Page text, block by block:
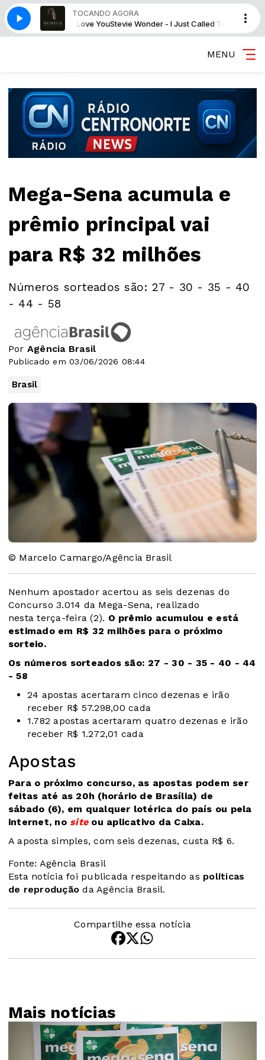
TOCANDO AGORA
To Say I Love YouStevie Wonder - I Just Called To Say I Love You
MENU
Mega-Sena acumula e
prêmio principal vai
para R$ 32 milhões
Números sorteados são: 27 - 30 - 35 - 40
- 44 - 58
Por Agência Brasil
Publicado em 03/06/2026 08:44
Brasil
© Marcelo Camargo/Agência Brasil
Nenhum apostador acertou as seis dezenas do
Concurso 3.014 da Mega-Sena, realizado
nesta terça-feira (2). O prêmio acumulou e está
estimado em R$ 32 milhões para o próximo
sorteio.
Os números sorteados são: 27 - 30 - 35 - 40 - 44
- 58
24 apostas acertaram cinco dezenas e irão
receber R$ 57.298,00 cada
1.782 apostas acertaram quatro dezenas e irão
receber R$ 1.272,01 cada
Apostas
Para o próximo concurso, as apostas podem ser
feitas até as 20h (horário de Brasília) de
sábado (6), em qualquer lotérica do país ou pela
internet, no siteou aplicativo da Caixa.
A aposta simples, com seis dezenas, custa R$ 6.
Fonte: Agência Brasil
Esta notícia foi publicada respeitando as políticas
de reprodução da Agência Brasil.
Compartilhe essa notícia
Mais notícias